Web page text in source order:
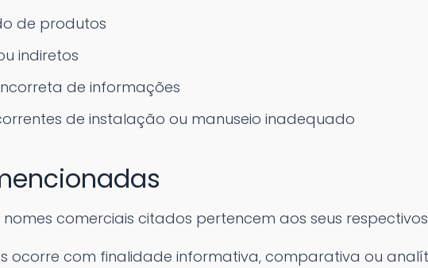
de produtos
indiretos
de informações
de instalação ou manuseio inadequado
comerciais citados pertencem aos seus
ocorre com finalidade informativa, comparativa ou